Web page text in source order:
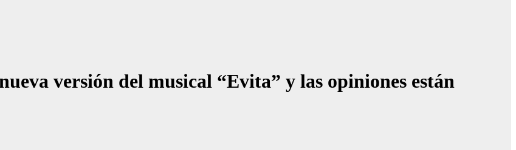
versión del musical “Evita” y las opiniones están